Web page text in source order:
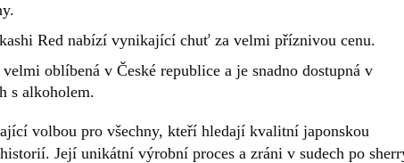
Red nabízí vynikající chuť za velmi příznivou cenu.
oblíbená v České republice a je snadno dostupná v
s alkoholem.
volbou pro všechny, kteří hledají kvalitní japonskou
Její unikátní výrobní proces a zráni v sudech po